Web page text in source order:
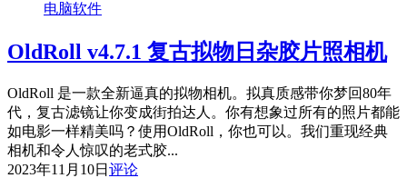
电脑软件
OldRoll v4.7.1 复古拟物日杂胶片照相机
OldRoll 是一款全新逼真的拟物相机。拟真质感带你梦回80年
代，复古滤镜让你变成街拍达人。你有想象过所有的照片都能
如电影一样精美吗？使用OldRoll，你也可以。我们重现经典
相机和令人惊叹的老式胶...
2023年11月10日 评论